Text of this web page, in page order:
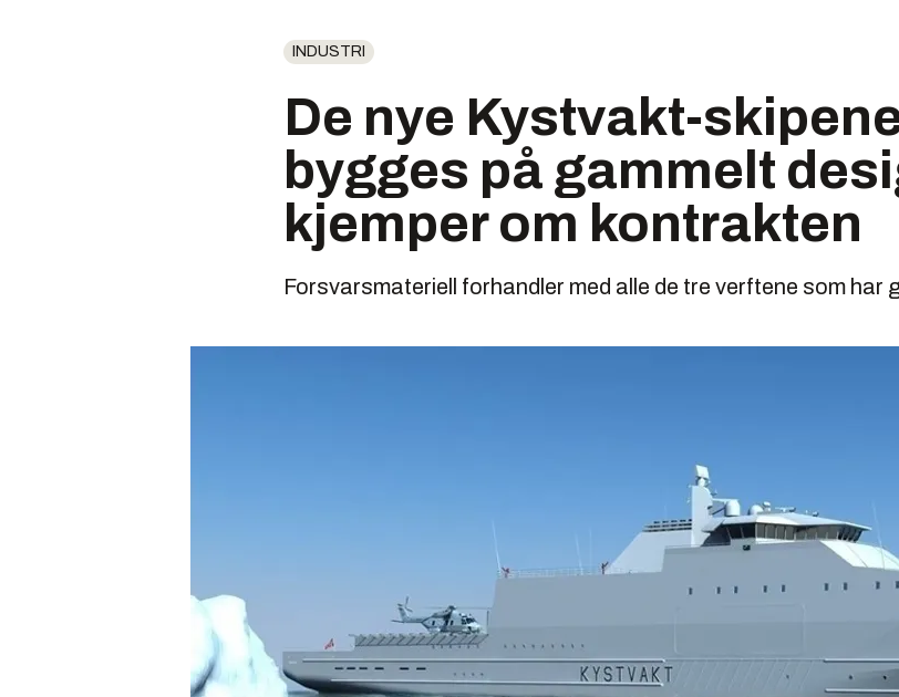
INDUSTRI
De nye Kystvakt-
bygges på gammelt
kjemper om kontrakten
Forsvarsmateriell forhandler med alle de tre verftene som har